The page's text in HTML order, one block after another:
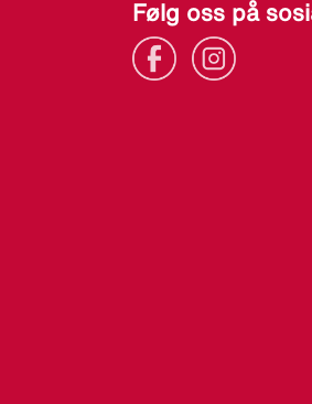
Følg oss på